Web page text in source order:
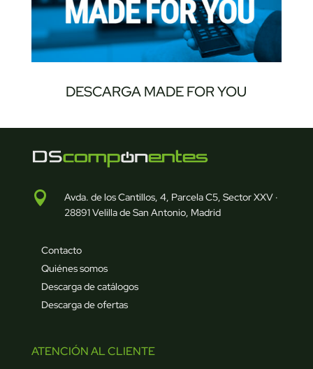
DESCARGA MADE FOR YOU

Avda. de los Cantillos, 4, Parcela C5, Sector XXV ·
28891 Velilla de San Antonio, Madrid
Contacto
Quiénes somos
Descarga de catálogos
Descarga de ofertas
ATENCIÓN AL CLIENTE